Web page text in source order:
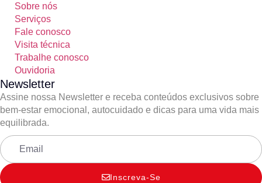
Sobre nós
Serviços
Fale conosco
Visita técnica
Trabalhe conosco
Ouvidoria
Newsletter
Assine nossa Newsletter e receba conteúdos exclusivos sobre
bem-estar emocional, autocuidado e dicas para uma vida mais
equilibrada.
Inscreva-Se